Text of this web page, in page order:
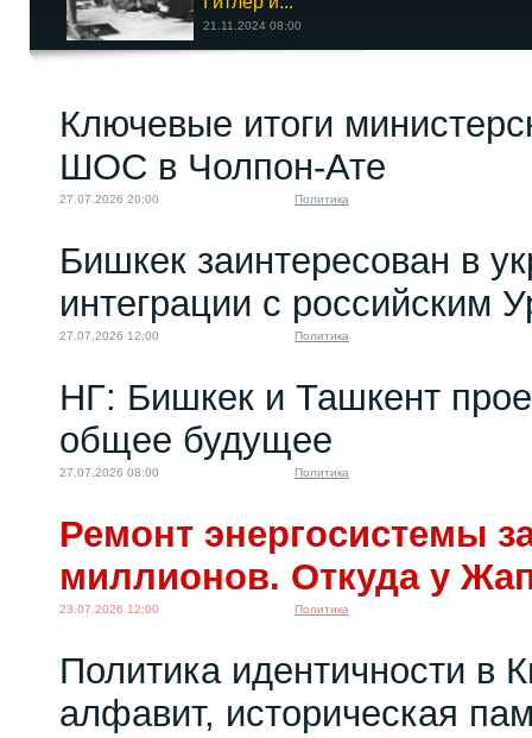
21.11.2024 08:00
спустя. Часть 1
Ключевые итоги
ШОС в Чолпон-Ате
27.07.2026 20:00 Политика
Бишкек заинтересован в
интеграции с российским
27.07.2026 12:00 Политика
НГ: Бишкек и Ташкент
общее будущее
27.07.2026 08:00 Политика
Ремонт энергосистемы
миллионов. Откуда у
23.07.2026 12:00 Политика
Политика идентичности в
алфавит, историческая